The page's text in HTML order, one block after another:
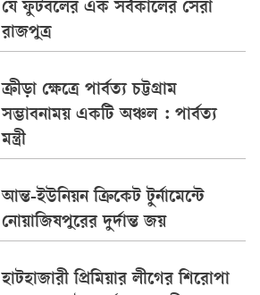
যে ফুটবলের এক সর্বকালের সেরা
রাজপুত্র
ক্রীড়া ক্ষেত্রে পার্বত্য চট্টগ্রাম
সম্ভাবনাময় একটি অঞ্চল : পার্বত্য
মন্ত্রী
আন্ত-ইউনিয়ন ক্রিকেট টুর্নামেন্টে
নোয়াজিষপুরের দুর্দান্ত জয়
হাটহাজারী প্রিমিয়ার লীগের শিরোপা